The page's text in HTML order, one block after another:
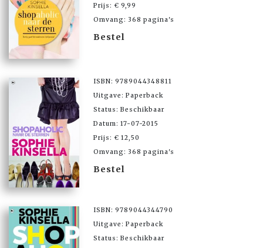
Prijs: € 9,99
Omvang: 368 pagina's
Bestel
ISBN: 9789044348811
Uitgave: Paperback
Status: Beschikbaar
Datum: 17-07-2015
Prijs: € 12,50
Omvang: 368 pagina's
Bestel
ISBN: 9789044344790
Uitgave: Paperback
Status: Beschikbaar